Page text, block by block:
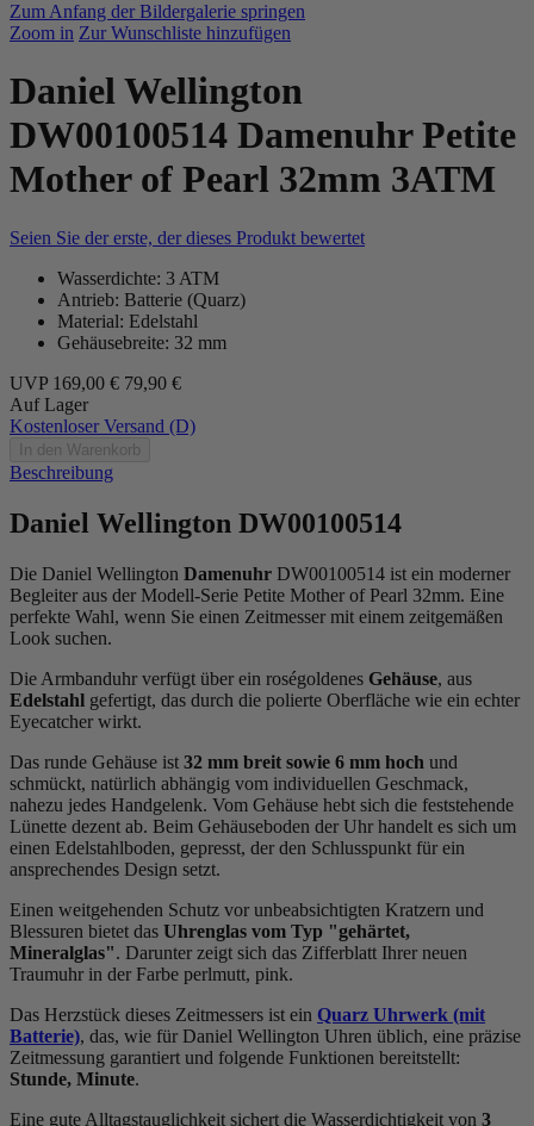
Zum Anfang der Bildergalerie springen
Zoom in Zur Wunschliste hinzufügen
Daniel Wellington
DW00100514 Damenuhr Petite
Mother of Pearl 32mm 3ATM
Seien Sie der erste, der dieses Produkt bewertet
Wasserdichte: 3 ATM
Antrieb: Batterie (Quarz)
Material: Edelstahl
Gehäusebreite: 32 mm
UVP 169,00 € 79,90 €
Auf Lager
Kostenloser Versand (D)
In den Warenkorb
Beschreibung
Daniel Wellington DW00100514
Die Daniel Wellington Damenuhr DW00100514 ist ein moderner
Begleiter aus der Modell-Serie Petite Mother of Pearl 32mm. Eine
perfekte Wahl, wenn Sie einen Zeitmesser mit einem zeitgemäßen
Look suchen.
Die Armbanduhr verfügt über ein roségoldenes Gehäuse, aus
Edelstahl gefertigt, das durch die polierte Oberfläche wie ein echter
Eyecatcher wirkt.
Das runde Gehäuse ist 32 mm breit sowie 6 mm hoch und
schmückt, natürlich abhängig vom individuellen Geschmack,
nahezu jedes Handgelenk. Vom Gehäuse hebt sich die feststehende
Lünette dezent ab. Beim Gehäuseboden der Uhr handelt es sich um
einen Edelstahlboden, gepresst, der den Schlusspunkt für ein
ansprechendes Design setzt.
Einen weitgehenden Schutz vor unbeabsichtigten Kratzern und
Blessuren bietet das Uhrenglas vom Typ "gehärtet,
Mineralglas". Darunter zeigt sich das Zifferblatt Ihrer neuen
Traumuhr in der Farbe perlmutt, pink.
Das Herzstück dieses Zeitmessers ist ein Quarz Uhrwerk (mit
Batterie), das, wie für Daniel Wellington Uhren üblich, eine präzise
Zeitmessung garantiert und folgende Funktionen bereitstellt:
Stunde, Minute.
Eine gute Alltagstauglichkeit sichert die Wasserdichtigkeit von 3